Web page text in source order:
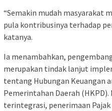
“Semakin mudah masyarakat
pula kontribusinya terhadap
katanya.
Ia menambahkan,
merupakan tindak lanjut
tentang Hubungan Keuangan
Pemerintahan Daerah
terintegrasi, penerimaan